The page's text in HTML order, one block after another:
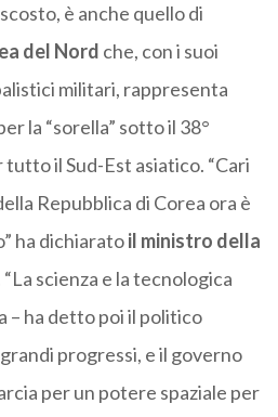
è anche quello di
del Nord che, con i suoi
militari, rappresenta
la “sorella” sotto il 38°
il Sud-Est asiatico. “Cari
Repubblica di Corea ora è
ha dichiaratoil ministro della
“La scienza e la tecnologica
– ha detto poi il politico
progressi, e il governo
per un potere spaziale per